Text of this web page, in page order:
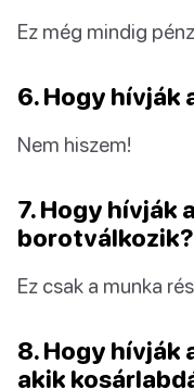
Ez még mindig
6. Hogy hívják
Nem hiszem!
7. Hogy hívják
Ez csak a munka
8. Hogy hívják
akik